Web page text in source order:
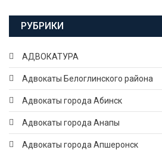
РУБРИКИ
АДВОКАТУРА
Адвокаты Белоглинского района
Адвокаты города Абинск
Адвокаты города Анапы
Адвокаты города Апшеронск